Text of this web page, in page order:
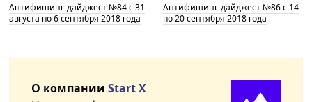
Антифишинг-дайджест №84 c 31
августа по 6 сентября 2018 года
Антифишинг-дайджест №86 c 14
по 20 сентября 2018 года
О компанииStart X